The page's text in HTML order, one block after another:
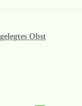
Obst